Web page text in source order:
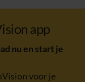
app
nu en start je
voor je